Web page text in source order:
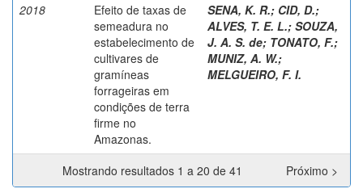
2018
Efeito de taxas de
semeadura no
estabelecimento de
cultivares de
gramíneas
forrageiras em
condições de terra
firme no
Amazonas.
SENA, K. R.; CID, D.;
ALVES, T. E. L.; SOUZA,
J. A. S. de; TONATO, F.;
MUNIZ, A. W.;
MELGUEIRO, F. I.
Mostrando resultados 1 a 20 de 41 Próximo >